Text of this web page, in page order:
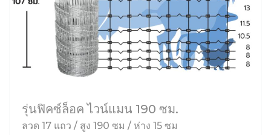
รุ่นฟิคซ์ล็อค ไวน์แมน 190 ซม.
ลวด 17 แถว / สูง 190 ซม / ห่าง 15 ซม